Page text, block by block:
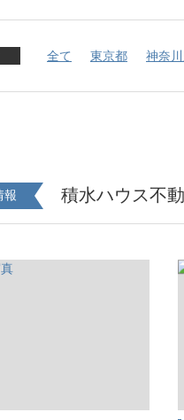
全て 東京都 神奈
報 積水ハウス不